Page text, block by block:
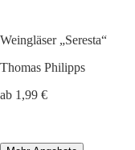
Weingläser „Seresta“
Thomas Philipps
ab 1,99 €